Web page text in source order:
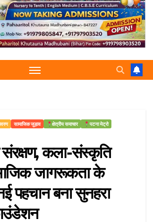
सामाजिक जुड़ाव क्षेत्रीय समाचार
पटना मेट्रो
संरक्षण, कला-संस्कृति
जागरूकता के
पहचान बना सुनहरा